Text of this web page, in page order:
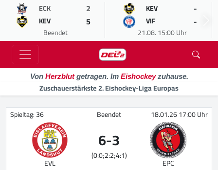
ECK 2
KEV 5
Beendet
KEV -
VIF -
21.08. 15:00 Uhr
Von Herzblutgetragen. Im Eishockeyzuhause.
Zuschauerstärkste 2. Eishockey-Liga Europas
Spieltag: 36 Beendet 18.01.26 17:00 Uhr
EVL
6-3
(0:0;2:2;4:1)
EPC